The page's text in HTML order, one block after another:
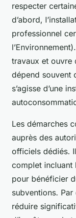
respecter
d’abord,
professionnel
travaux et ouvre
dépend souvent
s’agisse d’une
Les démarches
auprès des
officiels dédiés.
complet incluant
pour bénéficier
subventions.
réduire